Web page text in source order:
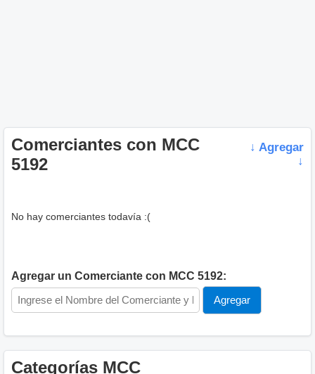
Comerciantes con MCC
5192
↓ Agregar
↓
No hay comerciantes todavía :(
Agregar un Comerciante con MCC 5192:
Categorías MCC